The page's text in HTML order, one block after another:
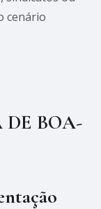
cenário
DE BOA-